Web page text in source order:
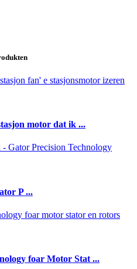
motor dat ik ...
P ...
foar Motor Stat ...